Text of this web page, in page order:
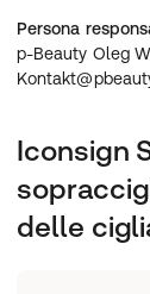
root extract.
Persona
p-Beauty Oleg
Iconsign
delle